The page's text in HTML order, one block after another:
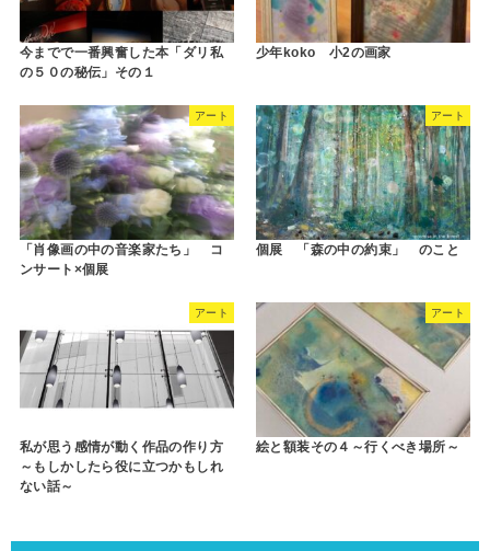
今までで一番興奮した本「ダリ私
の５０の秘伝」その１
少年koko 小2の画家
アート
「肖像画の中の音楽家たち」 コ
ンサート×個展
アート
個展 「森の中の約束」 のこと
アート
私が思う感情が動く作品の作り方
～もしかしたら役に立つかもしれ
ない話～
アート
絵と額装その４～行くべき場所～